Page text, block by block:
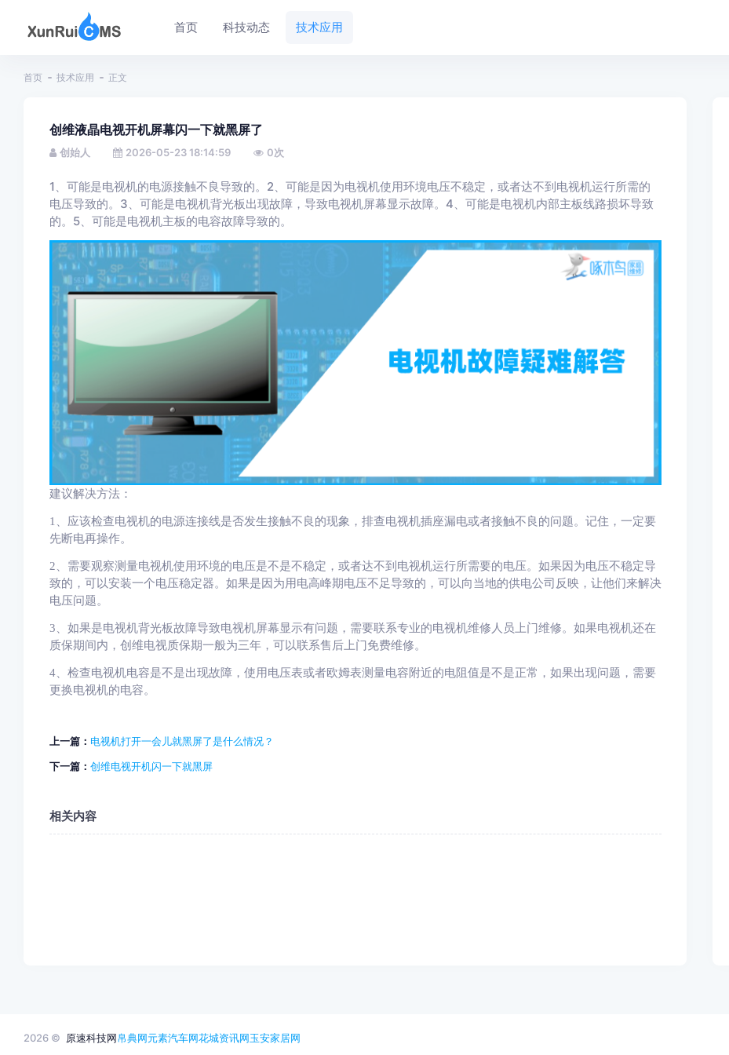
首页 科技动态 技术应用
首页 技术应用 正文
创维液晶电视开机屏幕闪一下就黑屏了
创始人 2026-05-23 18:14:59 0次
1、可能是电视机的电源接触不良导致的。2、可能是因为电视机使用环境电压不稳定，或者达不到电视机运行所需的
电压导致的。3、可能是电视机背光板出现故障，导致电视机屏幕显示故障。4、可能是电视机内部主板线路损坏导致
的。5、可能是电视机主板的电容故障导致的。
建议解决方法：
1、应该检查电视机的电源连接线是否发生接触不良的现象，排查电视机插座漏电或者接触不良的问题。记住，一定要
先断电再操作。
2、需要观察测量电视机使用环境的电压是不是不稳定，或者达不到电视机运行所需要的电压。如果因为电压不稳定导
致的，可以安装一个电压稳定器。 如果是因为用电高峰期电压不足导致的，可以向当地的供电公司反映，让他们来解决
电压问题。
3、如果是电视机背光板故障导致电视机屏幕显示有问题，需要联系专业的电视机维修人员上门维修。如果电视机还在
质保期间内，创维电视质保期一般为三年，可以联系售后上门免费维修。
4、检查电视机电容是不是出现故障，使用电压表或者欧姆表测量电容附近的电阻值是不是正常，如果出现问题，需要
更换电视机的电容。
上一篇： 电视机打开一会儿就黑屏了是什么情况？
下一篇： 创维电视开机闪一下就黑屏
相关内容
2026 © 原速科技网帛典网元素汽车网花城资讯网玉安家居网